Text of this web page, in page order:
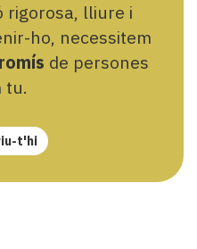
rigorosa, lliure i
ho, necessitem
de persones
tu.
t'hi